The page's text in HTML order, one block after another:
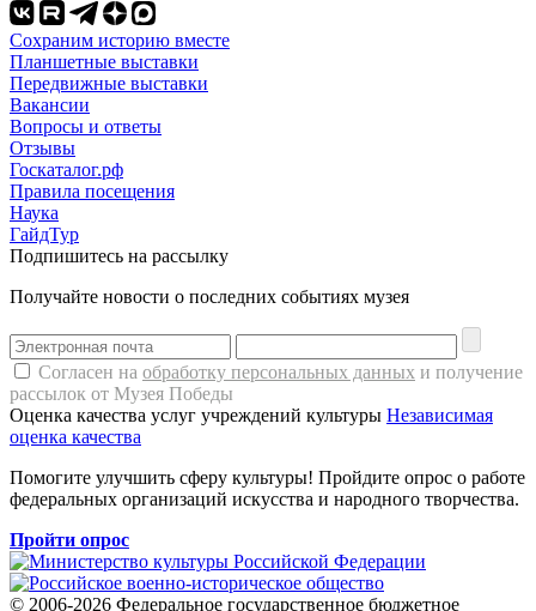
Сохраним историю вместе
Планшетные выставки
Передвижные выставки
Вакансии
Вопросы и ответы
Отзывы
Госкаталог.рф
Правила посещения
Наука
ГайдТур
Подпишитесь на рассылку
Получайте новости о последних событиях музея
Согласен на обработку персональных данных и получение
рассылок от Музея Победы
Оценка качества услуг учреждений культуры Независимая
оценка качества
Помогите улучшить сферу культуры! Пройдите опрос о работе
федеральных организаций искусства и народного творчества.
Пройти опрос
© 2006-2026 Федеральное государственное бюджетное